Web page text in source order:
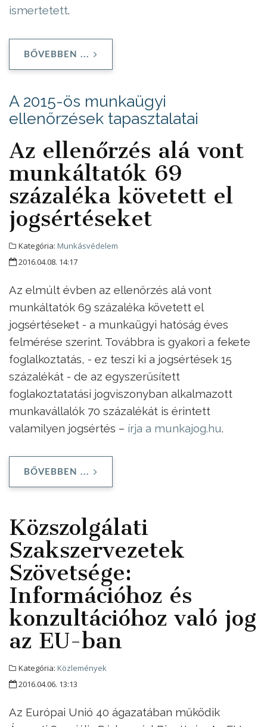
ismertetett.
BŐVEBBEN ...
A 2015-ös munkaügyi
ellenőrzések tapasztalatai
Az ellenőrzés alá vont
munkáltatók 69
százaléka követett el
jogsértéseket
Kategória: Munkásvédelem
2016.04.08. 14:17
Az elmúlt évben az ellenőrzés alá vont
munkáltatók 69 százaléka követett el
jogsértéseket - a munkaügyi hatóság éves
felmérése szerint. Továbbra is gyakori a fekete
foglalkoztatás, - ez teszi ki a jogsértések 15
százalékát - de az egyszerűsített
foglakoztatatási jogviszonyban alkalmazott
munkavállalók 70 százalékát is érintett
valamilyen jogsértés – írja a munkajog.hu.
BŐVEBBEN ...
Közszolgálati
Szakszervezetek
Szövetsége:
Információhoz és
konzultációhoz való jog
az EU-ban
Kategória: Közlemények
2016.04.06. 13:13
Az Európai Unió 40 ágazatában működik